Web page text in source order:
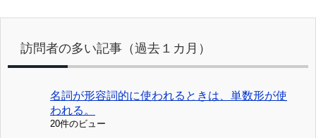
訪問者の多い記事（過去１カ月）
名詞が形容詞的に使われるときは、単数形が使
われる。
20件のビュー